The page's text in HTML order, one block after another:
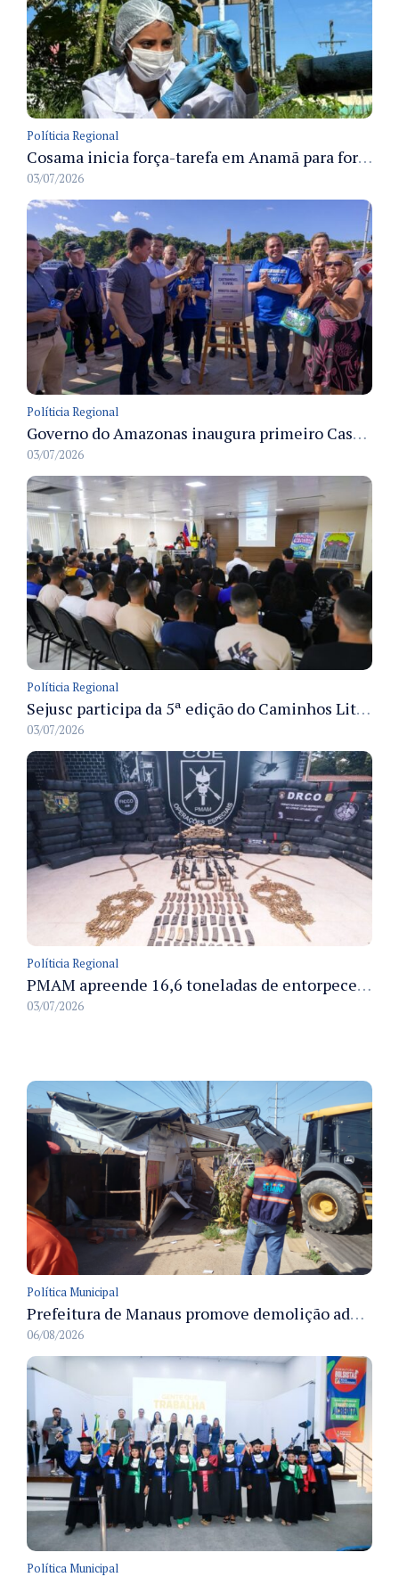
Políticia Regional
Cosama inicia força-tarefa em Anamã para fortalecer abastecimento de água e segurança hídrica da população
03/07/2026
Políticia Regional
Governo do Amazonas inaugura primeiro Castramóvel Fluvial para atendimento veterinário às comunidades ribeirinhas e castração gratuita
03/07/2026
Políticia Regional
Sejusc participa da 5ª edição do Caminhos Literários com foco na cultura hip-hop nas unidades socioeducativas
03/07/2026
Políticia Regional
PMAM apreende 16,6 toneladas de entorpecentes e registra aumento nas prisões em flagrante e nas capturas de foragidos no primeiro semestre de 2026
03/07/2026
Política Municipal
Prefeitura de Manaus promove demolição administrativa de cinco estruturas que ocupavam calçada pública
06/08/2026
Política Municipal